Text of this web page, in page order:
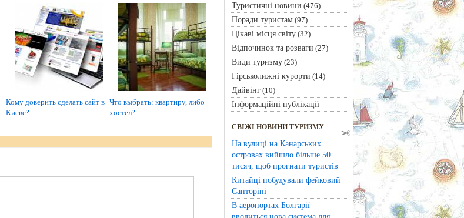
Кому доверить сделать сайт в
Киеве?
Что выбрать: квартиру, либо
хостел?
Туристичні новини (476)
Поради туристам(97)
Цікаві місця світу(32)
Відпочинок та розваги (27)
Види туризму(23)
Гірськолижні курорти (14)
Дайвінг(10)
Інформаційні публікації
СВІЖІ НОВИНИ ТУРИЗМУ
На вулиці на Канарських
островах вийшло більше 50
тисяч, щоб прогнати туристів
Китайці побудували фейковий
Санторіні
В аеропортах Болгарії